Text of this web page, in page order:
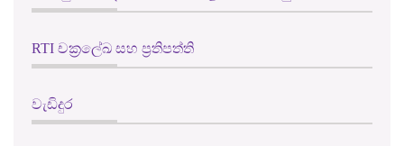
RTI චක්‍රලේඛ සහ ප්‍රතිපත්ති
වැඩිදුර